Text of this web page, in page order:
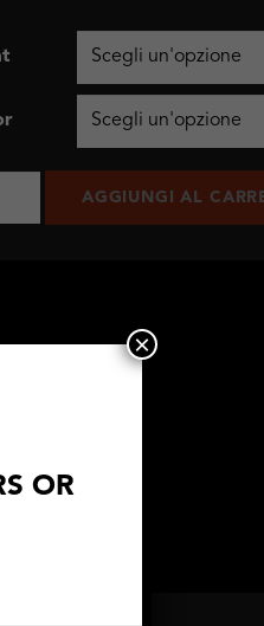
AGGIUNGI AL
OR
×